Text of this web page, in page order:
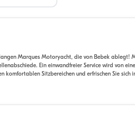
Marques Motoryacht, die von Bebek ablegt!
Ein einwandfreier Service wird von
komfortablen Sitzbereichen und erfrischen Sie sich